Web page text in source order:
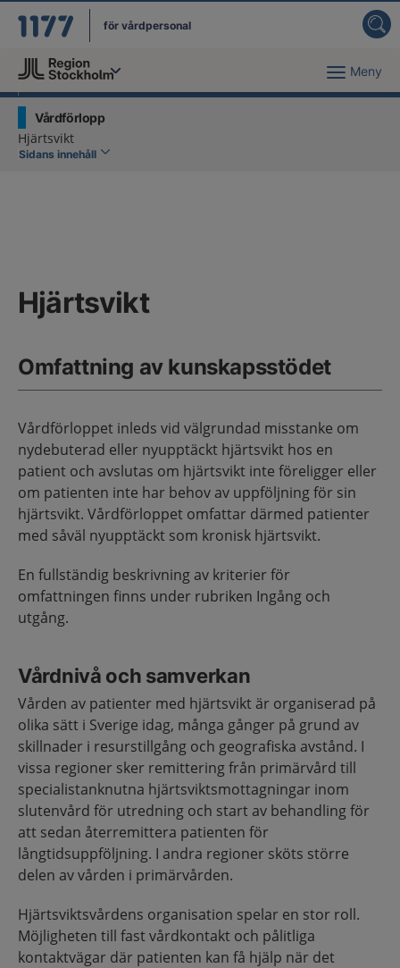
för vårdpersonal
Du har valt region Meny
Vårdförlopp
Hjärtsvikt
Sidans innehåll
Hjärtsvikt
Omfattning av kunskapsstödet
Vårdförloppet inleds vid välgrundad misstanke om
nydebuterad eller nyupptäckt hjärtsvikt hos en
patient och avslutas om hjärtsvikt inte föreligger eller
om patienten inte har behov av uppföljning för sin
hjärtsvikt. Vårdförloppet omfattar därmed patienter
med såväl nyupptäckt som kronisk hjärtsvikt.
En fullständig beskrivning av kriterier för
omfattningen finns under rubriken Ingång och
utgång.
Vårdnivå och samverkan
Vården av patienter med hjärtsvikt är organiserad på
olika sätt i Sverige idag, många gånger på grund av
skillnader i resurstillgång och geografiska avstånd. I
vissa regioner sker remittering från primärvård till
specialistanknutna hjärtsviktsmottagningar inom
slutenvård för utredning och start av behandling för
att sedan återremittera patienten för
långtidsuppföljning. I andra regioner sköts större
delen av vården i primärvården.
Hjärtsviktsvårdens organisation spelar en stor roll.
Möjligheten till fast vårdkontakt och pålitliga
kontaktvägar där patienten kan få hjälp när det